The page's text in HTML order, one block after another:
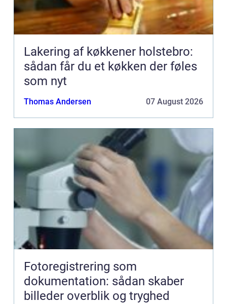
Lakering af køkkener holstebro:
sådan får du et køkken der føles
som nyt
Thomas Andersen 07 August 2026
Fotoregistrering som
dokumentation: sådan skaber
billeder overblik og tryghed